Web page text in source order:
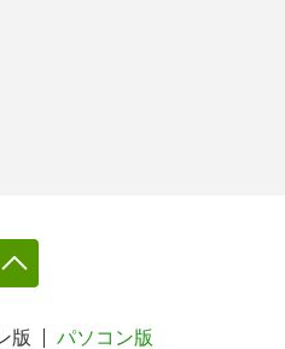
版 パソコン版